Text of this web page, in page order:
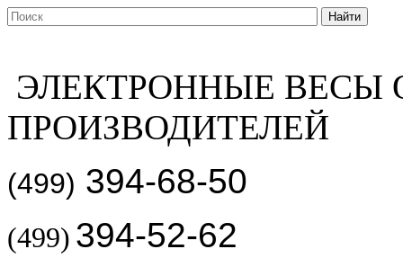
ЭЛЕКТРОННЫЕ ВЕСЫ
ПРОИЗВОДИТЕЛЕЙ
(499) 394-68-50
(499) 394-52-62